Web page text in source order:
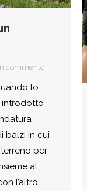
commento
lo
introdotto
balzi in cui
per
al
l’altro